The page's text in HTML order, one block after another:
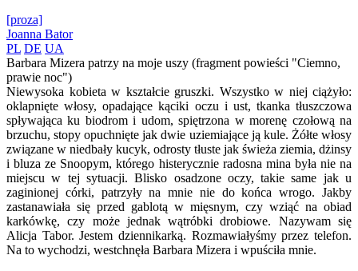
[proza]
Joanna Bator
PL DE UA
Barbara Mizera patrzy na moje uszy (fragment powieści "Ciemno,
prawie noc")
Niewysoka kobieta w kształcie gruszki. Wszystko w niej ciążyło:
oklapnięte włosy, opadające kąciki oczu i ust, tkanka tłuszczowa
spływająca ku biodrom i udom, spiętrzona w morenę czołową na
brzuchu, stopy opuchnięte jak dwie uziemiające ją kule. Żółte włosy
związane w niedbały kucyk, odrosty tłuste jak świeża ziemia, dżinsy
i bluza ze Snoopym, którego histerycznie radosna mina była nie na
miejscu w tej sytuacji. Blisko osadzone oczy, takie same jak u
zaginionej córki, patrzyły na mnie nie do końca wrogo. Jakby
zastanawiała się przed gablotą w mięsnym, czy wziąć na obiad
karkówkę, czy może jednak wątróbki drobiowe. Nazywam się
Alicja Tabor. Jestem dziennikarką. Rozmawiałyśmy przez telefon.
Na to wychodzi, westchnęła Barbara Mizera i wpuściła mnie.